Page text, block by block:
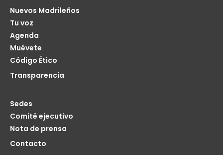
Nuevos Madrileños
Tu voz
Agenda
Muévete
Código Ético
Transparencia
Sedes
Comité ejecutivo
Nota de prensa
Contacto